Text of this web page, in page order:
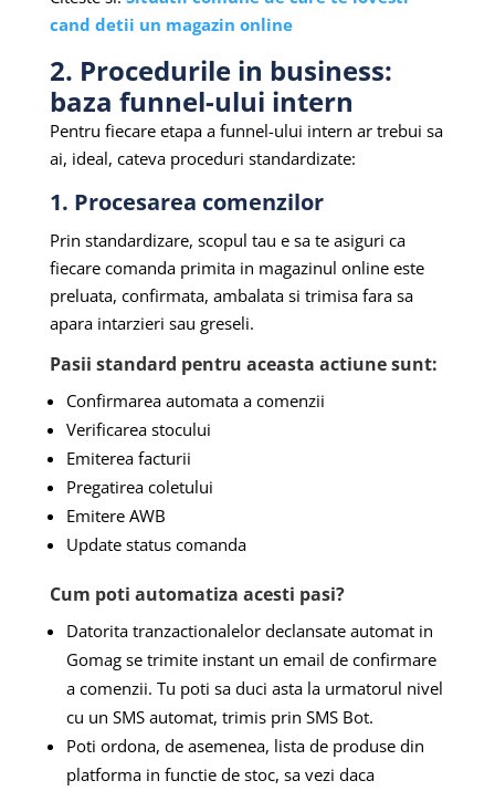
cand detii un magazin online
2. Procedurile in business:
baza funnel-ului intern
Pentru fiecare etapa a funnel-ului intern ar trebui sa
ai, ideal, cateva proceduri standardizate:
1. Procesarea comenzilor
Prin standardizare, scopul tau e sa te asiguri ca
fiecare comanda primita in magazinul online este
preluata, confirmata, ambalata si trimisa fara sa
apara intarzieri sau greseli.
Pasii standard pentru aceasta actiune sunt:
Confirmarea automata a comenzii
Verificarea stocului
Emiterea facturii
Pregatirea coletului
Emitere AWB
Update status comanda
Cum poti automatiza acesti pasi?
Datorita tranzactionalelor declansate automat in
Gomag se trimite instant un email de confirmare
a comenzii. Tu poti sa duci asta la urmatorul nivel
cu un SMS automat, trimis prin SMS Bot.
Poti ordona, de asemenea, lista de produse din
platforma in functie de stoc, sa vezi daca